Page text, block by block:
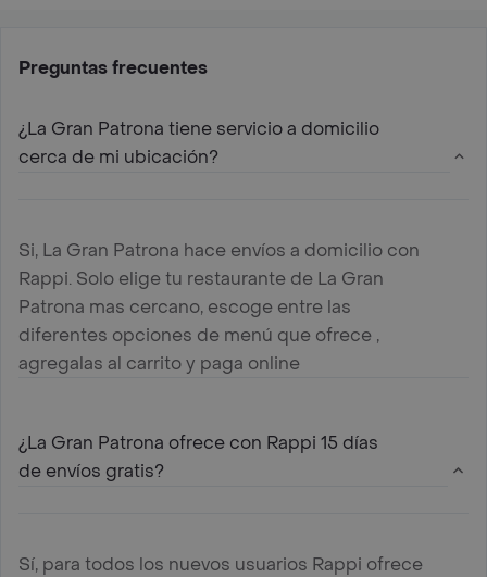
Preguntas frecuentes
¿La Gran Patrona tiene servicio a domicilio
cerca de mi ubicación?
Si, La Gran Patrona hace envíos a domicilio con
Rappi. Solo elige tu restaurante de La Gran
Patrona mas cercano, escoge entre las
diferentes opciones de menú que ofrece ,
agregalas al carrito y paga online
¿La Gran Patrona ofrece con Rappi 15 días
de envíos gratis?
Sí, para todos los nuevos usuarios Rappi ofrece